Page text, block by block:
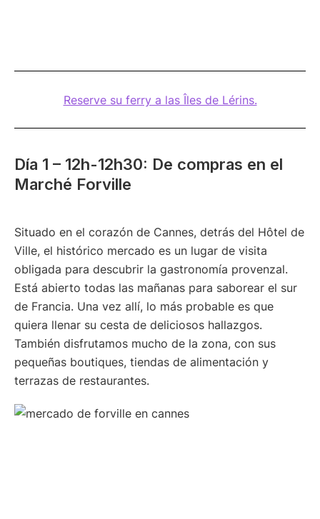
Reserve su ferry a las Îles de Lérins.
Día 1 – 12h-12h30: De compras en el
Marché Forville
Situado en el corazón de Cannes, detrás del Hôtel de
Ville, el histórico mercado es un lugar de visita
obligada para descubrir la gastronomía provenzal.
Está abierto todas las mañanas para saborear el sur
de Francia. Una vez allí, lo más probable es que
quiera llenar su cesta de deliciosos hallazgos.
También disfrutamos mucho de la zona, con sus
pequeñas boutiques, tiendas de alimentación y
terrazas de restaurantes.